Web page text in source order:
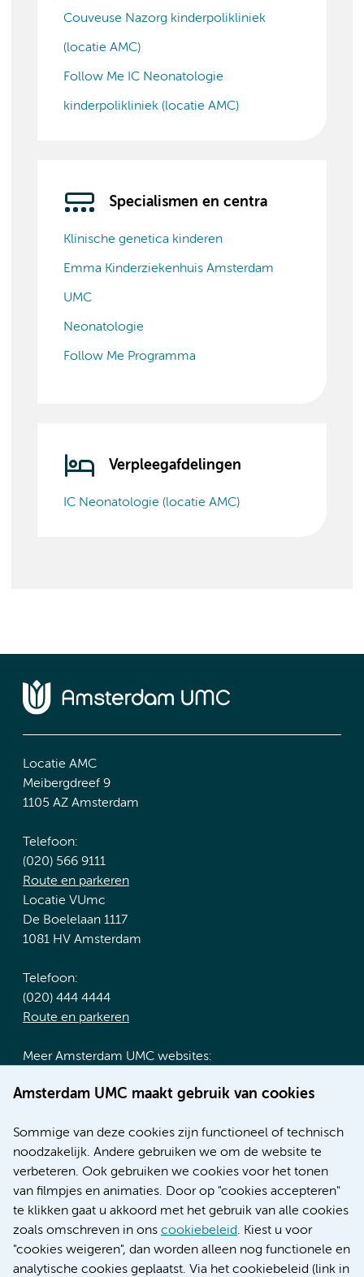
Amsterdam UMC maakt gebruik van cookies
Sommige van deze cookies zijn functioneel of technisch
noodzakelijk. Andere gebruiken we om de website te
verbeteren. Ook gebruiken we cookies voor het tonen
van filmpjes en animaties. Door op "cookies accepteren"
te klikken gaat u akkoord met het gebruik van alle cookies
zoals omschreven in ons cookiebeleid. Kiest u voor
"cookies weigeren", dan worden alleen nog functionele en
analytische cookies geplaatst. Via het cookiebeleid (link in
Couveuse Nazorg kinderpolikliniek
(locatie AMC)
Follow Me IC Neonatologie
kinderpolikliniek (locatie AMC)
Specialismen en centra
Klinische genetica kinderen
Emma Kinderziekenhuis Amsterdam
UMC
Neonatologie
Follow Me Programma
Verpleegafdelingen
IC Neonatologie (locatie AMC)
Locatie AMC
Meibergdreef 9
1105 AZ Amsterdam
Telefoon:
(020) 566 9111
Route en parkeren
Locatie VUmc
De Boelelaan 1117
1081 HV Amsterdam
Telefoon:
(020) 444 4444
Route en parkeren
Meer Amsterdam UMC websites:
Werken bij Amsterdam UMC
Nieuws
Research
Educatie locatie AMC
Educatie locatie VUmc
Verwijzen & diagnostiek